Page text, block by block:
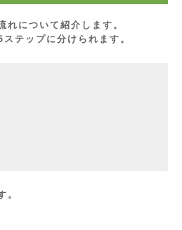
について紹介します。
テップに分けられます。